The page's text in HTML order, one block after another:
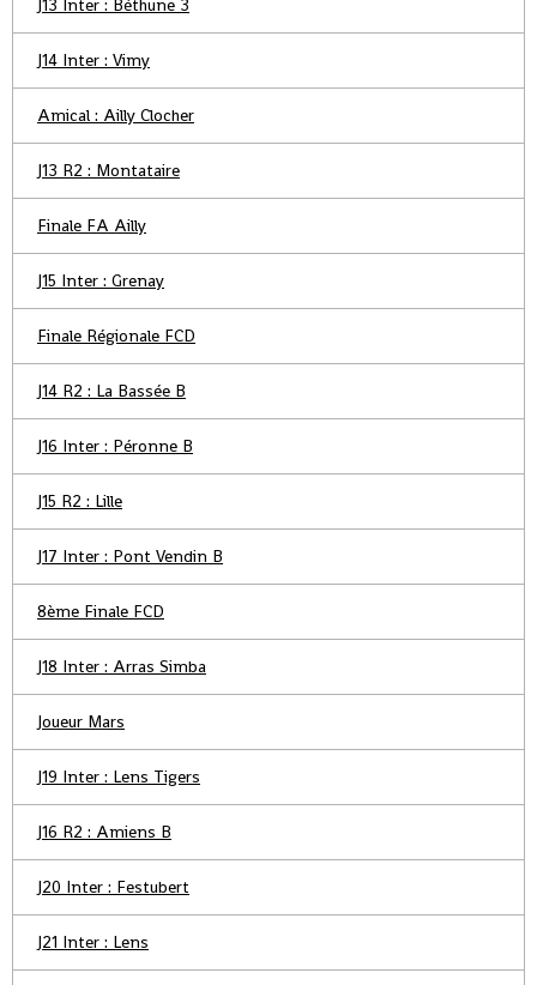
J13 Inter : Béthune 3
J14 Inter : Vimy
Amical : Ailly Clocher
J13 R2 : Montataire
Finale FA Ailly
J15 Inter : Grenay
Finale Régionale FCD
J14 R2 : La Bassée B
J16 Inter : Péronne B
J15 R2 : Lille
J17 Inter : Pont Vendin B
8ème Finale FCD
J18 Inter : Arras Simba
Joueur Mars
J19 Inter : Lens Tigers
J16 R2 : Amiens B
J20 Inter : Festubert
J21 Inter : Lens